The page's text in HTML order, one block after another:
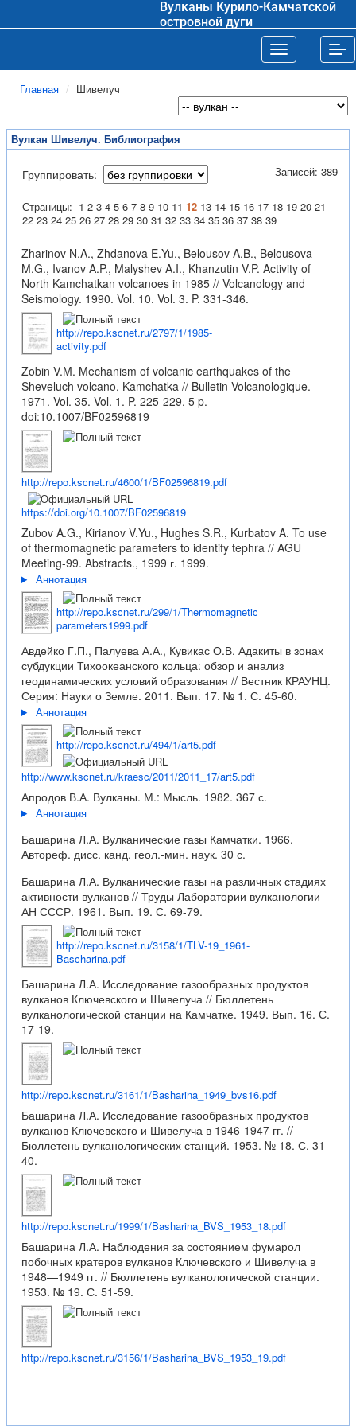
Вулканы Курило-Камчатской
островной дуги
Toggle
Главная Шивелуч
Вулкан Шивелуч. Библиография
Группировать: Записей: 389
Страницы: 1 2 3 4 5 6 7 8 9 10 11 12 13 14 15 16 17 18 19 20 21
22 23 24 25 26 27 28 29 30 31 32 33 34 35 36 37 38 39
Zharinov N.A., Zhdanova E.Yu., Belousov A.B., Belousova
M.G., Ivanov A.P., Malyshev A.I., Khanzutin V.P. Activity of
North Kamchatkan volcanoes in 1985 // Volcanology and
Seismology. 1990. Vol. 10. Vol. 3. P. 331-346.
http://repo.kscnet.ru/2797/1/1985-
activity.pdf
Zobin V.M. Mechanism of volcanic earthquakes of the
Sheveluch volcano, Kamchatka // Bulletin Volcanologique.
1971. Vol. 35. Vol. 1. P. 225-229. 5 p.
doi:10.1007/BF02596819
http://repo.kscnet.ru/4600/1/BF02596819.pdf
https://doi.org/10.1007/BF02596819
Zubov A.G., Kirianov V.Yu., Hughes S.R., Kurbatov A. To use
of thermomagnetic parameters to identify tephra // AGU
Meeting-99. Abstracts., 1999 г. 1999.
Аннотация
http://repo.kscnet.ru/299/1/Thermomagnetic
parameters1999.pdf
Авдейко Г.П., Палуева А.А., Кувикас О.В. Адакиты в зонах
субдукции Тихоокеанского кольца: обзор и анализ
геодинамических условий образования // Вестник КРАУНЦ.
Серия: Науки о Земле. 2011. Вып. 17. № 1. С. 45-60.
Аннотация
http://repo.kscnet.ru/494/1/art5.pdf
http://www.kscnet.ru/kraesc/2011/2011_17/art5.pdf
Апродов В.А. Вулканы. М.: Мысль. 1982. 367 с.
Аннотация
Башарина Л.А. Вулканические газы Камчатки. 1966.
Автореф. дисс. канд. геол.-мин. наук. 30 с.
Башарина Л.А. Вулканические газы на различных стадиях
активности вулканов // Труды Лаборатории вулканологии
АН СССР. 1961. Вып. 19. С. 69-79.
http://repo.kscnet.ru/3158/1/TLV-19_1961-
Bascharina.pdf
Башарина Л.А. Исследование газообразных продуктов
вулканов Ключевского и Шивелуча // Бюллетень
вулканологической станции на Камчатке. 1949. Вып. 16. С.
17-19.
http://repo.kscnet.ru/3161/1/Basharina_1949_bvs16.pdf
Башарина Л.А. Исследование газообразных продуктов
вулканов Ключевского и Шивелуча в 1946-1947 гг. //
Бюллетень вулканологических станций. 1953. № 18. С. 31-
40.
http://repo.kscnet.ru/1999/1/Basharina_BVS_1953_18.pdf
Башарина Л.А. Наблюдения за состоянием фумарол
побочных кратеров вулканов Ключевского и Шивелуча в
1948—1949 гг. // Бюллетень вулканологической станции.
1953. № 19. С. 51-59.
http://repo.kscnet.ru/3156/1/Basharina_BVS_1953_19.pdf